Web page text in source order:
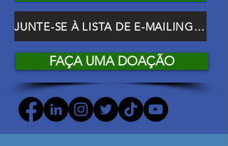
JUNTE-SE À LISTA DE E-MAILING DO HGF
FAÇA UMA DOAÇÃO